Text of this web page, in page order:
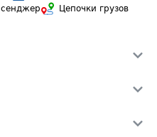
Цепочки грузов